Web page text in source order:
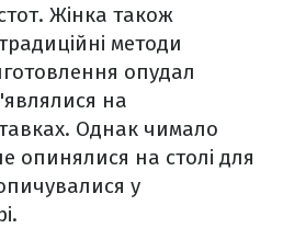
Жінка також
методи
опудал
на
Однак чимало
опинялися на столі для
у